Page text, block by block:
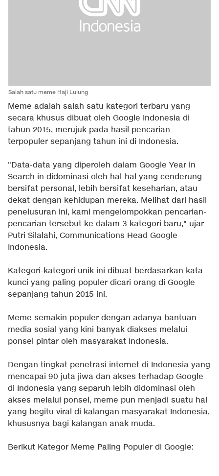
Salah satu meme Haji Lulung
Meme adalah salah satu kategori terbaru yang
secara khusus dibuat oleh Google Indonesia di
tahun 2015, merujuk pada hasil pencarian
terpopuler sepanjang tahun ini di Indonesia.
"Data-data yang diperoleh dalam Google Year in
Search in didominasi oleh hal-hal yang cenderung
bersifat personal, lebih bersifat keseharian, atau
dekat dengan kehidupan mereka. Melihat dari hasil
penelusuran ini, kami mengelompokkan pencarian-
pencarian tersebut ke dalam 3 kategori baru," ujar
Putri Silalahi, Communications Head Google
Indonesia.
Kategori-kategori unik ini dibuat berdasarkan kata
kunci yang paling populer dicari orang di Google
sepanjang tahun 2015 ini.
Meme semakin populer dengan adanya bantuan
media sosial yang kini banyak diakses melalui
ponsel pintar oleh masyarakat Indonesia.
Dengan tingkat penetrasi internet di Indonesia yang
mencapai 90 juta jiwa dan akses terhadap Google
di Indonesia yang separuh lebih didominasi oleh
akses melalui ponsel, meme pun menjadi suatu hal
yang begitu viral di kalangan masyarakat Indonesia,
khususnya bagi kalangan anak muda.
Berikut Kategor Meme Paling Populer di Google: